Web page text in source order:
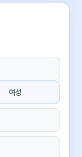
여성